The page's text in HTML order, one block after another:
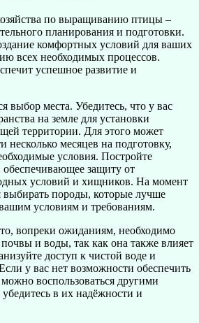
по выращиванию птицы –
планирования и подготовки.
комфортных условий для ваших
всех необходимых процессов.
успешное развитие и
выбор места. Убедитесь, что у вас
на земле для установки
территории. Для этого может
несколько месяцев на подготовку,
условия. Постройте
защиту от
условий и хищников. На момент
выбирать породы, которые лучше
условиям и требованиям.
вопреки ожиданиям, необходимо
почвы и воды, так как она также влияет
доступ к чистой воде и
у вас нет возможности обеспечить
воспользоваться другими
в их надёжности и